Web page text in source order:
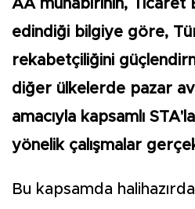
AA muhabirinin, Ticaret
edindiği bilgiye göre,
rekabetçiliğini
diğer ülkelerde pazar
amacıyla kapsamlı
yönelik çalışmalar
Bu kapsamda